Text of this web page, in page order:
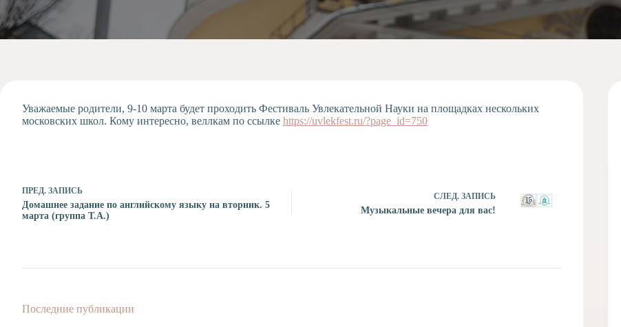
Проекты
отделение
Психологическая
Уважаемые родители, 9-10 марта будет проходить Фестиваль Увлекательной Науки на площадках нескольких
московских школ. Кому интересно, веллкам по ссылке https://uvlekfest.ru/?page_id=750
ПРЕД. ЗАПИСЬ
Домашнее задание по английскому языку на вторник. 5
марта (группа Т.А.)
СЛЕД. ЗАПИСЬ
Музыкальные вечера для вас!
Последние публикации